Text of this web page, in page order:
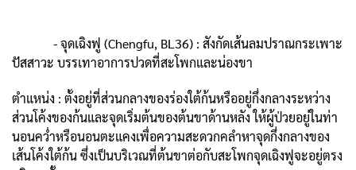
- จุดเฉิงฟู (Chengfu, BL36) : สังกัดเส้นลมปราณกระเพาะ
ปัสสาวะ บรรเทาอาการปวดที่สะโพกและน่องขา
ตำแหน่ง : ตั้งอยู่ที่ส่วนกลางของร่องใต้ก้นหรืออยู่กึ่งกลางระหว่าง
ส่วนโค้งของก้นและจุดเริ่มต้นของต้นขาด้านหลัง ให้ผู้ป่วยอยู่ในท่า
นอนคว่ำหรือนอนตะแคงเพื่อความสะดวกคลำหาจุดกึ่งกลางของ
เส้นโค้งใต้ก้น ซึ่งเป็นบริเวณที่ต้นขาต่อกับสะโพกจุดเฉิงฟูจะอยู่ตรง